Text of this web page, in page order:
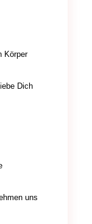
Körper
Dich
uns